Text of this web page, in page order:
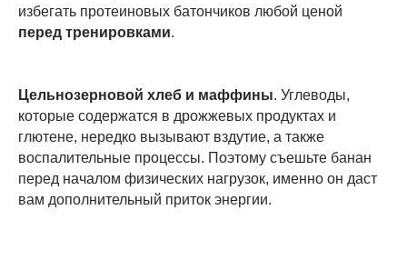
избегать протеиновых батончиков любой ценой
перед тренировками.
Цельнозерновой хлеб и маффины. Углеводы,
которые содержатся в дрожжевых продуктах и
глютене, нередко вызывают вздутие, а также
воспалительные процессы. Поэтому съешьте банан
перед началом физических нагрузок, именно он даст
вам дополнительный приток энергии.